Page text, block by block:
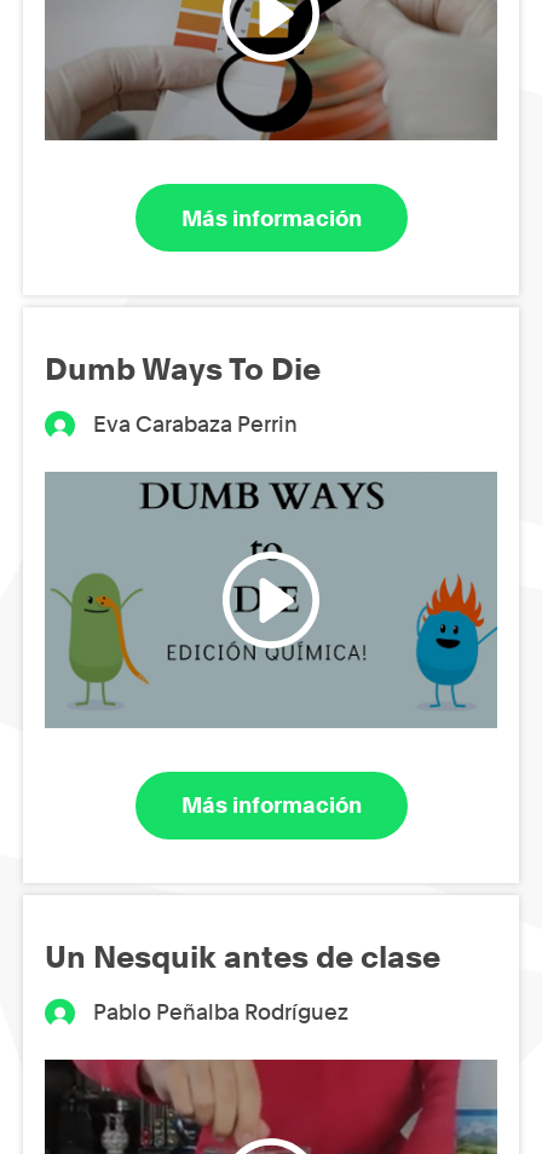
Más información
Dumb Ways To Die
Eva Carabaza Perrin
Más información
Un Nesquik antes de clase
Pablo Peñalba Rodríguez